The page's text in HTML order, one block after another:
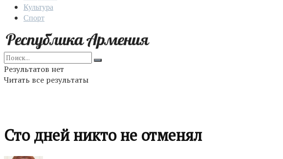
Культура
Спорт
Результатов нет
Читать все результаты
Сто дней никто не отменял